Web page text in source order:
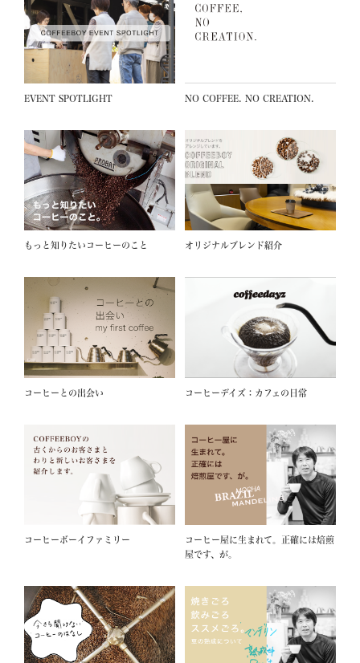
EVENT SPOTLIGHT NO COFFEE. NO CREATION.
もっと知りたいコーヒーのこと オリジナルブレンド紹介
コーヒーとの出会い コーヒーデイズ：カフェの日常
コーヒーボーイファミリー
コーヒー屋に生まれて。正確には焙煎
屋です、が。